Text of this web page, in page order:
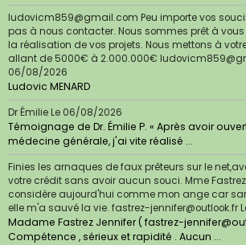
ludovicm859@gmail.com Peu importe vos
pas à nous contacter. Nous sommes prêt à
la réalisation de vos projets. Nous mettons à
allant de 5000€ à 2.000.000€
06/08/2026
Ludovic MENARD
Dr ÉmilieLe 06/08/2026
Témoignage de Dr. Émilie P. « Après avoir
médecine générale, j'ai vite réalisé ...
Finies les arnaques de faux prêteurs sur le
votre crédit sans avoir aucun souci. Mme
considère aujourd'hui comme mon ange car
elle m'a sauvé la vie. fastrez-jennifer@outlook.fr
Madame Fastrez Jennifer ( fastrez-
Compétence , sérieux et rapidité . Aucun ...